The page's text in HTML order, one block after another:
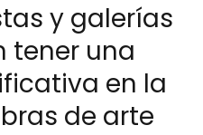
y galerías
tener una
en la
de arte